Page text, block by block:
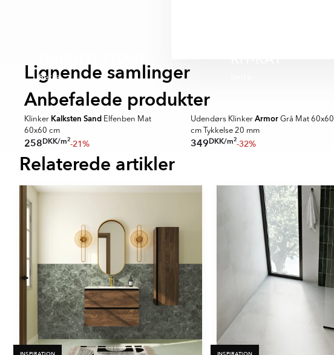
Lignende samlinger
Serie
Anbefalede produkter
SUPER DEALS
Klinker Kalksten Sand Elfenben Mat
60x60 cm
258DKK/m2-21%
SPARA MER
Udendørs Klinker ArmorGrå Mat 60x60
cm Tykkelse 20 mm
349DKK/m2-32%
Item
1
Relaterede artikler